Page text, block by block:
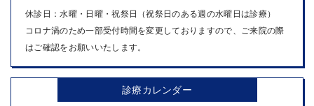
休診日：水曜・日曜・祝祭日（祝祭日のある週の水曜日は診療）
コロナ渦のため一部受付時間を変更しておりますので、ご来院の際
はご確認をお願いいたします。
診療カレンダー